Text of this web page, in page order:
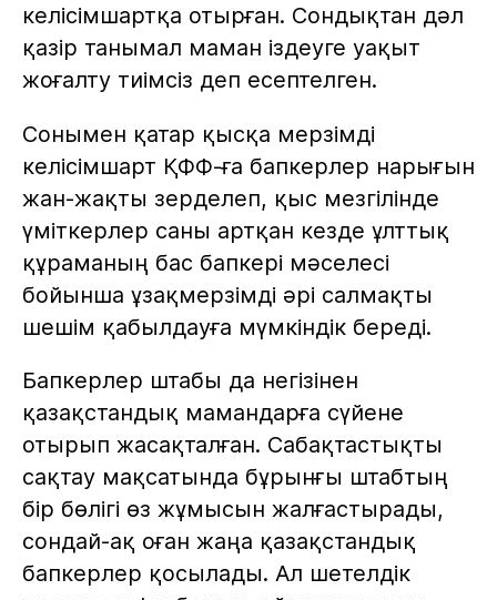
келісімшартқа отырған. Сондықтан дәл
қазір танымал маман іздеуге уақыт
жоғалту тиімсіз деп есептелген.
Сонымен қатар қысқа мерзімді
келісімшарт ҚФФ-ға бапкерлер нарығын
жан-жақты зерделеп, қыс мезгілінде
үміткерлер саны артқан кезде ұлттық
құраманың бас бапкері мәселесі
бойынша ұзақмерзімді әрі салмақты
шешім қабылдауға мүмкіндік береді.
Бапкерлер штабы да негізінен
қазақстандық мамандарға сүйене
отырып жасақталған. Сабақтастықты
сақтау мақсатында бұрынғы штабтың
бір бөлігі өз жұмысын жалғастырады,
сондай-ақ оған жаңа қазақстандық
бапкерлер қосылады. Ал шетелдік